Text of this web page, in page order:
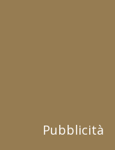
Pubblicità